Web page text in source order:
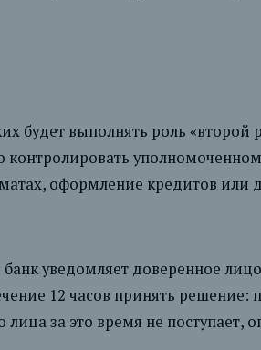
будет выполнять роль «второй
оформление кредитов или
уведомляет доверенное
12 часов принять
за это время не поступает,